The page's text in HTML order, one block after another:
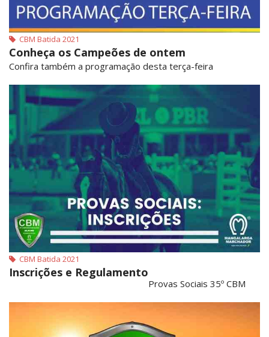
CBM Batida 2021
Conheça os Campeões de ontem
Confira também a programação desta terça-feira
CBM Batida 2021
Inscrições e Regulamento
Provas Sociais 35º CBM